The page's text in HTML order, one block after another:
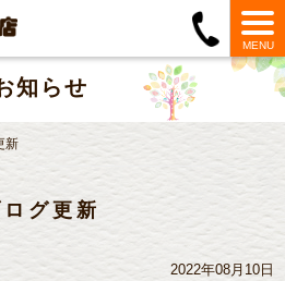
MENU
知らせ
新
ログ更新
2022年08月10日